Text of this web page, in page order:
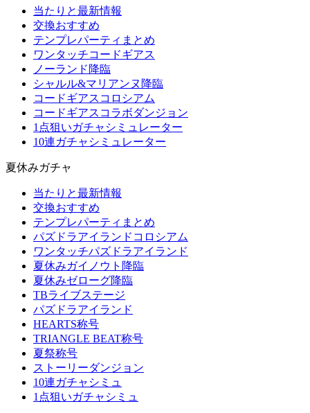
当たりと最新情報
交換おすすめ
テンプレパーティまとめ
ワンタッチコードギアス
ノーランド降臨
シャルル&マリアンヌ降臨
コードギアスコロシアム
コードギアスコラボダンジョン
1点狙いガチャシミュレーター
10連ガチャシミュレーター
夏休みガチャ
当たりと最新情報
交換おすすめ
テンプレパーティまとめ
パズドラアイランドコロシアム
ワンタッチパズドラアイランド
夏休みガイノウト降臨
夏休みゼローグ降臨
TBライブステージ
パズドラアイランド
HEARTS称号
TRIANGLE BEAT称号
夏祭称号
ストーリーダンジョン
10連ガチャシミュ
1点狙いガチャシミュ